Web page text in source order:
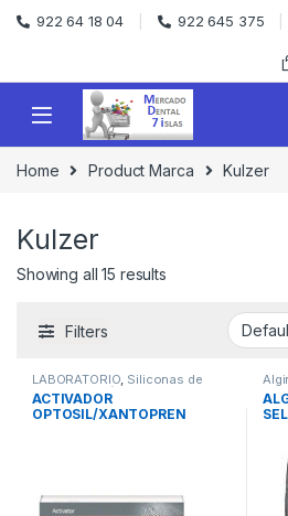
Skip to navigation
Skip to content
922 64 18 04 922 645 375
Home Product Marca Kulzer
Kulzer
Showing all 15 results
Filters
LABORATORIO Siliconas de
Condensación de Laboratorio
ACTIVADOR
OPTOSIL/XANTOPREN